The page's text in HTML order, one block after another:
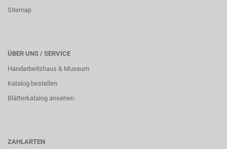
Sitemap
ÜBER UNS / SERVICE
Handarbeitshaus & Museum
Katalog bestellen
Blätterkatalog ansehen
ZAHLARTEN